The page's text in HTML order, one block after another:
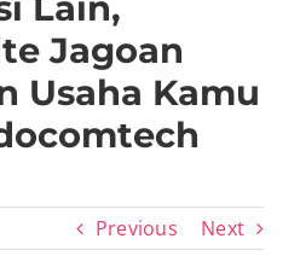
Jagoan
Usaha Kamu
Previous Next